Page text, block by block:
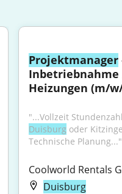
Projektmanager
Heizungen (m/
Duisburg oder
Technische Planung..."
Coolworld Rentals
Duisburg